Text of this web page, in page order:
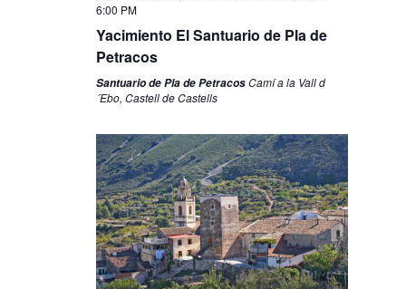
6:00 PM
Yacimiento El Santuario de Pla de
Petracos
Santuario de Pla de PetracosCamí a la Vall d
´Ebo, Castell de Castells